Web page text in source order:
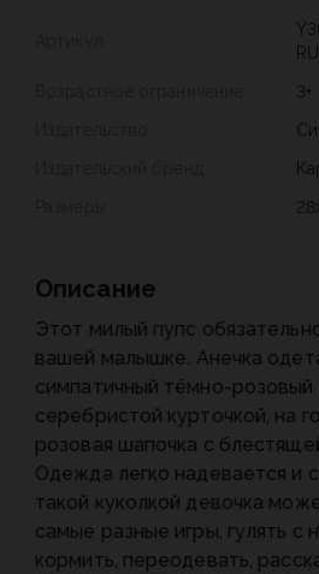
RU
3+
Описание
Этот милый пупс
вашей малышке. Анечка
симпатичный тёмно-розовый
серебристой курточкой, на
розовая шапочка с
Одежда легко надевается и
такой куколкой девочка
самые разные игры, гулять с
кормить, переодевать,